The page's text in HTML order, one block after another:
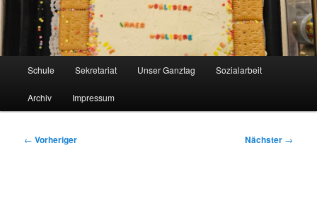
Schule Sekretariat Unser Ganztag Sozialarbeit
Archiv Impressum
Beitragsnavigation
← Vorheriger Nächster →